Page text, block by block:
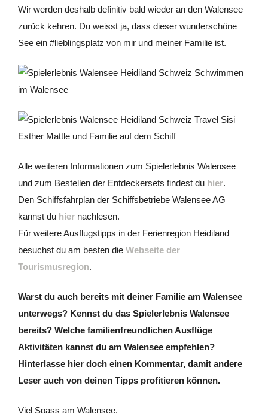
Wir werden deshalb definitiv bald wieder an den Walensee
zurück kehren. Du weisst ja, dass dieser wunderschöne
See ein #lieblingsplatz von mir und meiner Familie ist.
Alle weiteren Informationen zum Spielerlebnis Walensee
und zum Bestellen der Entdeckersets findest du hier.
Den Schiffsfahrplan der Schiffsbetriebe Walensee AG
kannst du hier nachlesen.
Für weitere Ausflugstipps in der Ferienregion Heidiland
besuchst du am besten die Webseite der
Tourismusregion.
Warst du auch bereits mit deiner Familie am Walensee
unterwegs? Kennst du das Spielerlebnis Walensee
bereits? Welche familienfreundlichen Ausflüge
Aktivitäten kannst du am Walensee empfehlen?
Hinterlasse hier doch einen Kommentar, damit andere
Leser auch von deinen Tipps profitieren können.
Viel Spass am Walensee,